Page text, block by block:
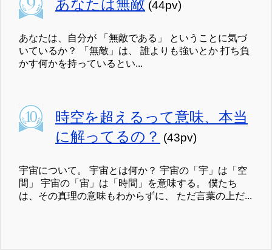
あなたは無敵 (44pv)
あなたは、自分が 「無敵である」 ということに気づ
いているか？ 「無敵」は、 誰よりも強いとか 打ち負
かす何かを持っているとい...
時空を超えるって意味、本当
に解ってるの？ (43pv)
宇宙について。 宇宙とは何か？ 宇宙の「宇」は「空
間」 宇宙の「宙」は「時間」を意味する。 僕たち
は、その真理の意味もわからずに、 ただ言葉の上だ...